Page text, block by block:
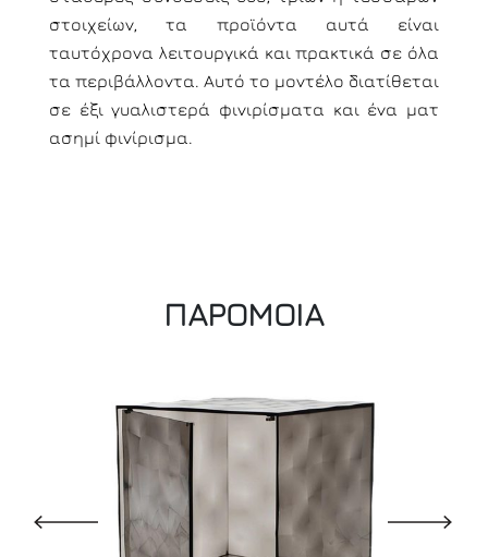
στοιχείων, τα προϊόντα αυτά είναι
ταυτόχρονα λειτουργικά και πρακτικά σε όλα
τα περιβάλλοντα. Αυτό το μοντέλο διατίθεται
σε έξι γυαλιστερά φινιρίσματα και ένα ματ
ασημί φινίρισμα.
ΠΑΡΟΜΟΙΑ